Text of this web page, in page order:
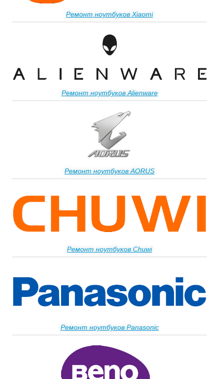
Ремонт ноутбуков Xiaomi
Ремонт ноутбуков Alienware
Ремонт ноутбуков AORUS
Ремонт ноутбуков Chuwi
Ремонт ноутбуков Panasonic